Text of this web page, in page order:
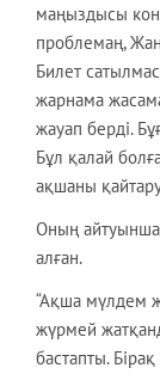
маңыздысы
проблемаң,
Билет
жарнама
жауап берді.
Бұл қалай
ақшаны
Оның айтуынша,
алған.
“Ақша мүлдем
жүрмей
бастапты.